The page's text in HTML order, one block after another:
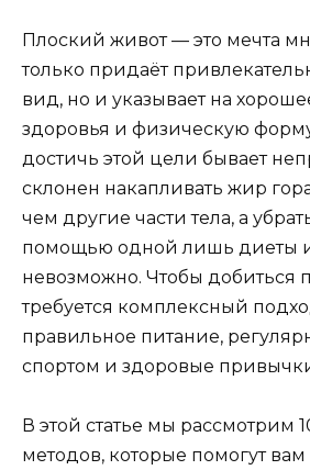
Плоский живот — это мечта
только придаёт
вид, но и указывает на
здоровья и физическую
достичь этой цели бывает
склонен накапливать жир
чем другие части тела, а
помощью одной лишь диеты
невозможно. Чтобы добиться
требуется комплексный
правильное питание,
спортом и здоровые
В этой статье мы рассмотрим
методов, которые помогут